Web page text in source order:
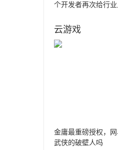
个开发者再次给行
云游戏
金庸最重磅授权，
武侠的破壁人吗